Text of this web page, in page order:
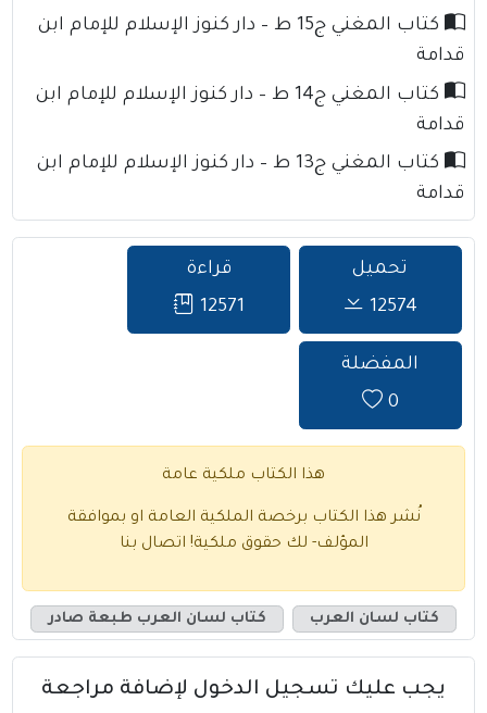
كتاب المغني ج15 ط – دار كنوز الإسلام للإمام ابن
قدامة
كتاب المغني ج14 ط – دار كنوز الإسلام للإمام ابن
قدامة
كتاب المغني ج13 ط – دار كنوز الإسلام للإمام ابن
قدامة
تحميل
12574
قراءة
12571
المفضلة
0
هذا الكتاب ملكية عامة
نُشر هذا الكتاب برخصة الملكية العامة او بموافقة
المؤلف- لك حقوق ملكية! اتصال بنا
كتاب لسان العرب كتاب لسان العرب طبعة صادر
يجب عليك تسجيل الدخول لإضافة مراجعة